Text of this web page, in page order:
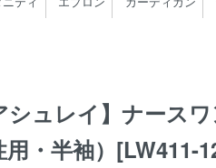
シュレイ】ナース
・半袖）[LW411-